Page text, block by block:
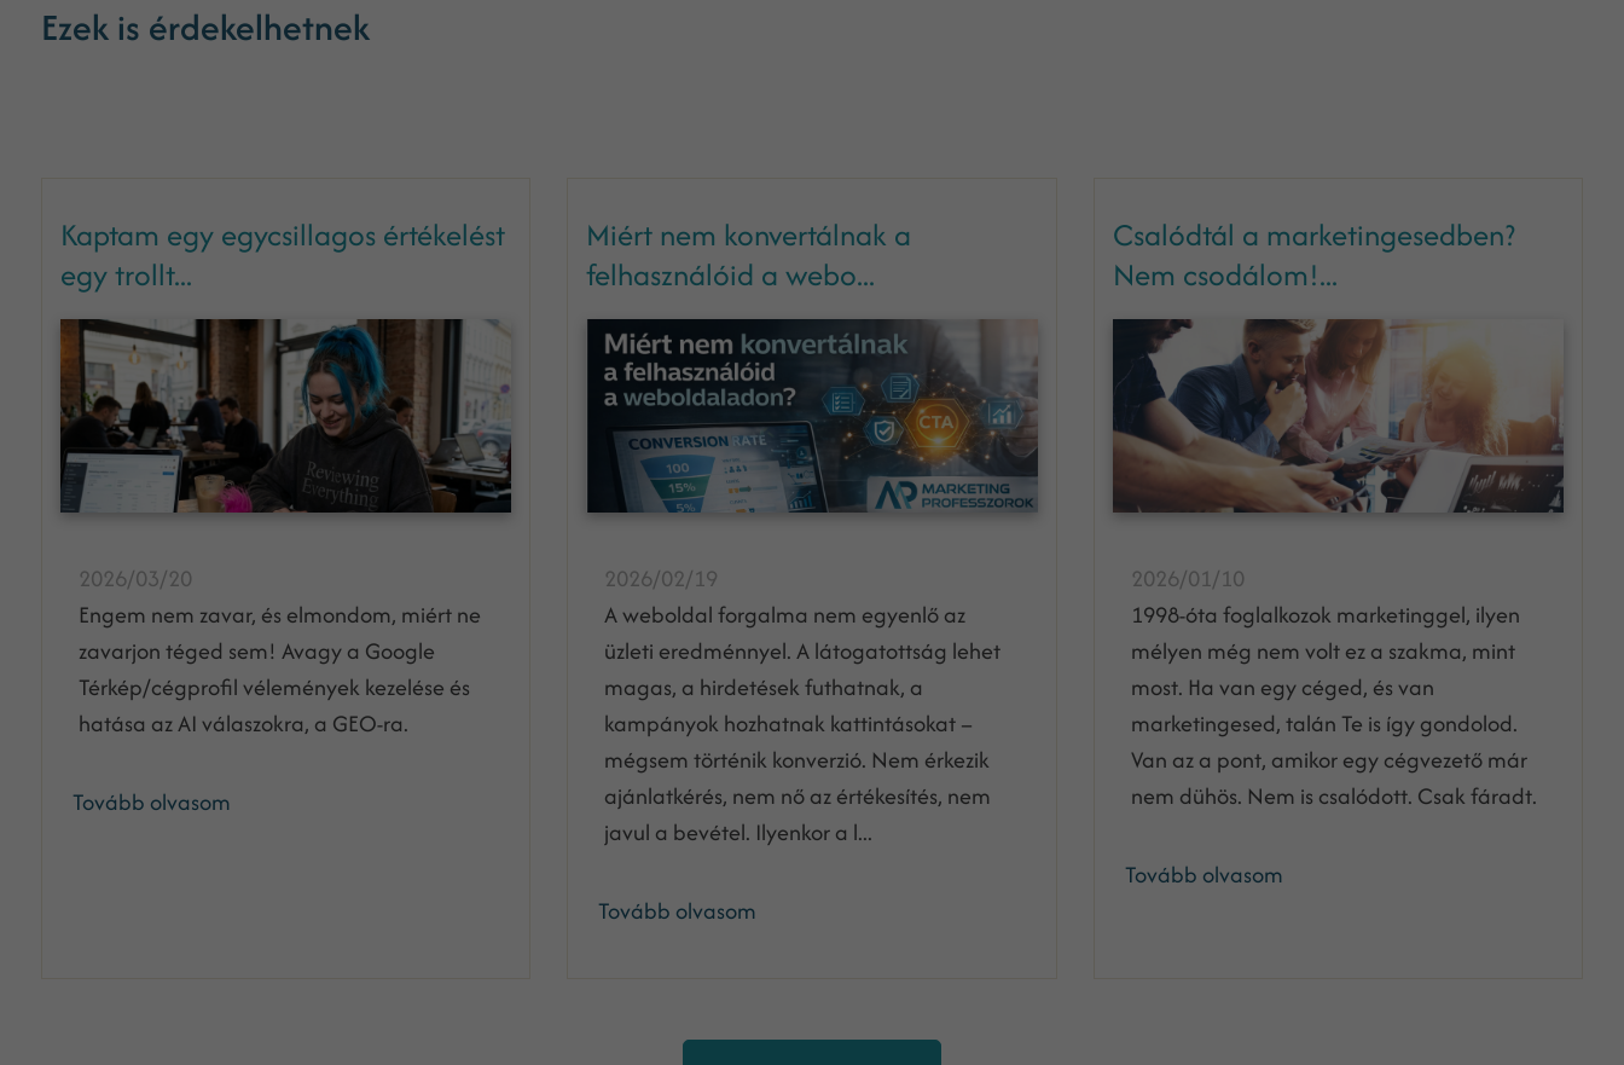
Ezek is érdekelhetnek
Kaptam egy egycsillagos értékelést
egy trollt...
2026/03/20
Engem nem zavar, és elmondom, miért ne
zavarjon téged sem! Avagy a Google
Térkép/cégprofil vélemények kezelése és
hatása az AI válaszokra, a GEO-ra.
Tovább olvasom
Miért nem konvertálnak a
felhasználóid a webo...
2026/02/19
A weboldal forgalma nem egyenlő az
üzleti eredménnyel. A látogatottság lehet
magas, a hirdetések futhatnak, a
kampányok hozhatnak kattintásokat –
mégsem történik konverzió. Nem érkezik
ajánlatkérés, nem nő az értékesítés, nem
javul a bevétel. Ilyenkor a l...
Tovább olvasom
Csalódtál a marketingesedben?
Nem csodálom!...
2026/01/10
1998-óta foglalkozok marketinggel, ilyen
mélyen még nem volt ez a szakma, mint
most. Ha van egy céged, és van
marketingesed, talán Te is így gondolod.
Van az a pont, amikor egy cégvezető már
nem dühös. Nem is csalódott. Csak fáradt.
Tovább olvasom